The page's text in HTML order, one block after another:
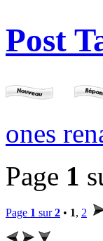
Post
ones
Page 1
Page 1 sur2 • 1, 2